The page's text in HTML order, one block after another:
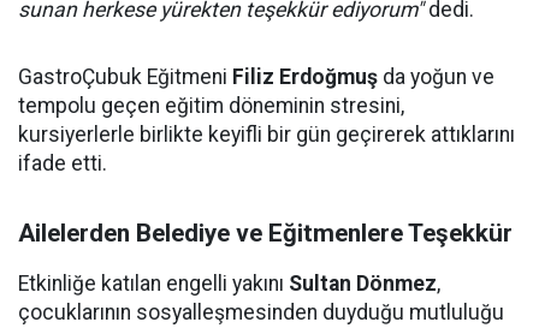
sunan herkese yürekten teşekkür ediyorum"dedi.
GastroÇubuk Eğitmeni Filiz Erdoğmuş da yoğun ve
tempolu geçen eğitim döneminin stresini,
kursiyerlerle birlikte keyifli bir gün geçirerek attıklarını
ifade etti.
Ailelerden Belediye ve Eğitmenlere Teşekkür
Etkinliğe katılan engelli yakını Sultan Dönmez,
çocuklarının sosyalleşmesinden duyduğu mutluluğu